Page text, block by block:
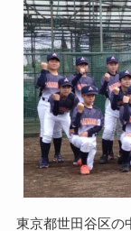
東京都世田谷区の